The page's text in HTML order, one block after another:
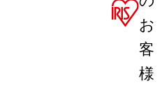
お
客
様